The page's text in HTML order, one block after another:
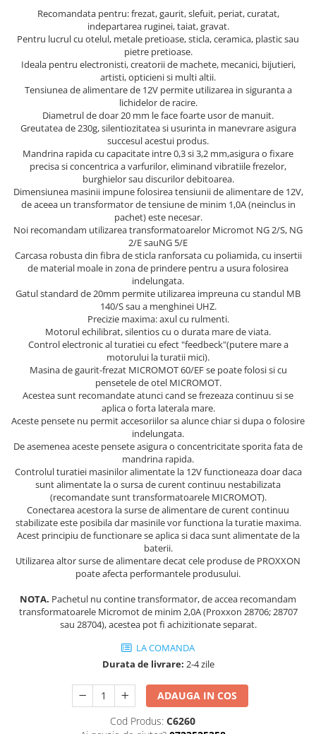
Foarfece de tuns gard viu si
arbusti
Masini si tractorase de tuns
gazonul
Motocoase termice
Motosape si motoburghie
Motosapatoare
Mănuși protecție
Oferte
Motopompe
Pompe submersibile
Prim ajutor
Protecția capului
Căști
Protecția respirației
Protecția urechilor
Scule de mana
Capsatoare , multifuncionale si
pistoale silicon
Chei si truse chei
Ciocane , clesti si foarfeci
Debitare gresie / faianta si geamuri
Echipamente atelier
Fierastraie si topoare
Gletiere , spacluri si cuttere
Scari , lize si depozitare
Unelte pentru masurat
Aparate de masura si detectie
Recomandata pentru: frezat, gaurit, slefuit, periat, curatat,
indepartarea ruginei, taiat, gravat.
Pentru lucrul cu otelul, metale pretioase, sticla, ceramica, plastic sau
pietre pretioase.
Ideala pentru electronisti, creatorii de machete, mecanici, bijutieri,
artisti, opticieni si multi altii.
Tensiunea de alimentare de 12V permite utilizarea in siguranta a
lichidelor de racire.
Diametrul de doar 20 mm le face foarte usor de manuit.
Greutatea de 230g, silentiozitatea si usurinta in manevrare asigura
succesul acestui produs.
Mandrina rapida cu capacitate intre 0,3 si 3,2 mm,asigura o fixare
precisa si concentrica a varfurilor, eliminand vibratiile frezelor,
burghielor sau discurilor debitoarea.
Dimensiunea masinii impune folosirea tensiunii de alimentare de 12V,
de aceea un transformator de tensiune de minim 1,0A (neinclus in
pachet) este necesar.
Noi recomandam utilizarea transformatoarelor Micromot NG 2/S, NG
2/E sauNG 5/E
Carcasa robusta din fibra de sticla ranforsata cu poliamida, cu insertii
de material moale in zona de prindere pentru a usura folosirea
indelungata.
Gatul standard de 20mm permite utilizarea impreuna cu standul MB
140/S sau a menghinei UHZ.
Precizie maxima: axul cu rulmenti.
Motorul echilibrat, silentios cu o durata mare de viata.
Control electronic al turatiei cu efect "feedbeck"(putere mare a
motorului la turatii mici).
Masina de gaurit-frezat MICROMOT 60/EF se poate folosi si cu
pensetele de otel MICROMOT.
Acestea sunt recomandate atunci cand se frezeaza continuu si se
aplica o forta laterala mare.
Aceste pensete nu permit accesoriilor sa alunce chiar si dupa o folosire
indelungata.
De asemenea aceste pensete asigura o concentricitate sporita fata de
mandrina rapida.
Controlul turatiei masinilor alimentate la 12V functioneaza doar daca
sunt alimentate la o sursa de curent continuu nestabilizata
(recomandate sunt transformatoarele MICROMOT).
Conectarea acestora la surse de alimentare de curent continuu
stabilizate este posibila dar masinile vor functiona la turatie maxima.
Acest principiu de functionare se aplica si daca sunt alimentate de la
baterii.
Utilizarea altor surse de alimentare decat cele produse de PROXXON
poate afecta performantele produsului.
NOTA. Pachetul nu contine transformator, de accea recomandam
transformatoarele Micromot de minim 2,0A (Proxxon 28706; 28707
sau 28704), acestea pot fi achizitionate separat.
LA COMANDA
Durata de livrare: 2-4 zile
ADAUGA IN COS
Cod Produs: C6260